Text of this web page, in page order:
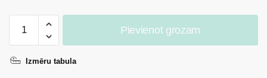
pārgājienu
siltināti
Pievienot grozam
Izmēru tabula